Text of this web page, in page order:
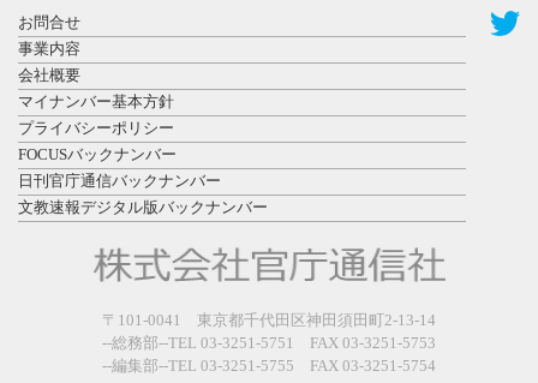
規模災害時
連携協定を
締結し...
2026年7月27
日更新
政経学部の
来春開設決
定を祝...
お問合せ
事業内容
会社概要
マイナンバー基本方針
プライバシーポリシー
FOCUSバックナンバー
日刊官庁通信バックナンバー
文教速報デジタル版バックナンバー
〒101-0041 東京都千代田区神田須田町2-13-14
--総務部--TEL 03-3251-5751 FAX 03-3251-5753
--編集部--TEL 03-3251-5755 FAX 03-3251-5754